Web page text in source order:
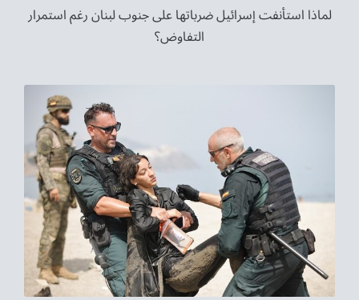
لماذا استأنفت إسرائيل ضرباتها على جنوب لبنان رغم استمرار
التفاوض؟